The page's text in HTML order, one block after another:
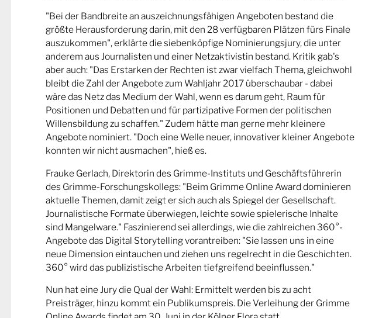
"Bei der Bandbreite an auszeichnungsfähigen Angeboten bestand die
größte Herausforderung darin, mit den 28 verfügbaren Plätzen fürs Finale
auszukommen", erklärte die siebenköpfige Nominierungsjury, die unter
anderem aus Journalisten und einer Netzaktivistin bestand. Kritik gab's
aber auch: "Das Erstarken der Rechten ist zwar vielfach Thema, gleichwohl
bleibt die Zahl der Angebote zum Wahljahr 2017 überschaubar - dabei
wäre das Netz das Medium der Wahl, wenn es darum geht, Raum für
Positionen und Debatten und für partizipative Formen der politischen
Willensbildung zu schaffen." Zudem hätte man gerne mehr kleinere
Angebote nominiert. "Doch eine Welle neuer, innovativer kleiner Angebote
konnten wir nicht ausmachen", hieß es.
Frauke Gerlach, Direktorin des Grimme-Instituts und Geschäftsführerin
des Grimme-Forschungskollegs: "Beim Grimme Online Award dominieren
aktuelle Themen, damit zeigt er sich auch als Spiegel der Gesellschaft.
Journalistische Formate überwiegen, leichte sowie spielerische Inhalte
sind Mangelware." Faszinierend sei allerdings, wie die zahlreichen 360°-
Angebote das Digital Storytelling vorantreiben: "Sie lassen uns in eine
neue Dimension eintauchen und ziehen uns regelrecht in die Geschichten.
360° wird das publizistische Arbeiten tiefgreifend beeinflussen."
Nun hat eine Jury die Qual der Wahl: Ermittelt werden bis zu acht
Preisträger, hinzu kommt ein Publikumspreis. Die Verleihung der Grimme